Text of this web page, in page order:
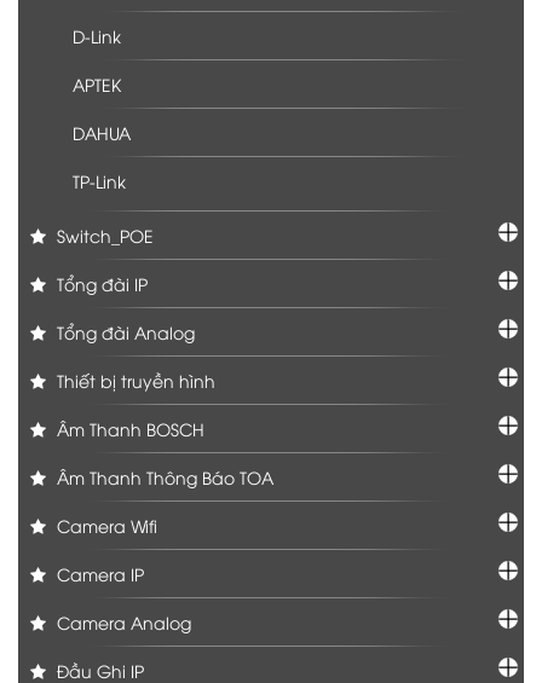
D-Link
APTEK
DAHUA
TP-Link
Switch_POE
Tổng đài IP
Tổng đài Analog
Thiết bị truyền hình
Âm Thanh BOSCH
Âm Thanh Thông Báo TOA
Camera Wifi
Camera IP
Camera Analog
Đầu Ghi IP